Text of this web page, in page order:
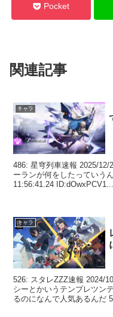
Pocket
関連記事
キャラ
486: 星穹列車速報 2025/12/
ーランが何をしたっていう
11:56:41.24 ID:dOwxPCV1...
キャラ
526: スタレZZZ速報 2024/
シーとかいうテンプレツン
るのになんで人気あるんだ